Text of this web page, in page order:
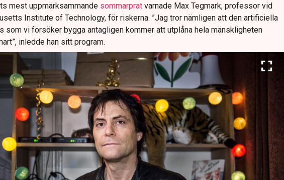
mest uppmärksammande sommarpratvarnade Max Tegmark, professor vid
Institute of Technology, för riskerna. ”Jag tror nämligen att den artificiella
som vi försöker bygga antagligen kommer att utplåna hela mänskligheten
inledde han sitt program.